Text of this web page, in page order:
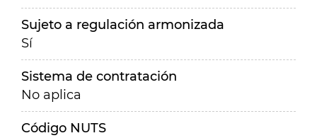
Sujeto a regulación armonizada
Sí
Sistema de contratación
No aplica
Código NUTS